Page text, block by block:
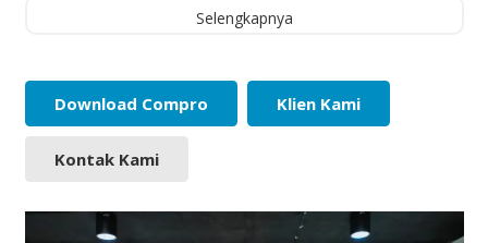
Selengkapnya
Download Compro Klien Kami
Kontak Kami